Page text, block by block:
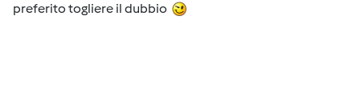
preferito togliere il dubbio